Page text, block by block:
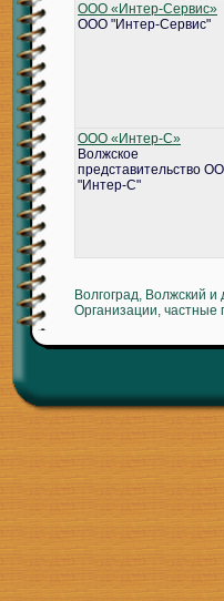
ООО «Интер-Сервис»
ООО "Интер-Сервис"
ООО «Интер-С»
Волжское
представительство
"Интер-С"
Волгоград, Волжский и
Организации, частные